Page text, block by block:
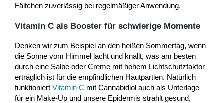
Fältchen zuverlässig bei regelmäßiger Anwendung.
Vitamin C als Booster für schwierige Momente
Denken wir zum Beispiel an den heißen Sommertag, wenn
die Sonne vom Himmel lacht und knallt, was am besten
durch eine Salbe oder Creme mit hohem Lichtschutzfaktor
erträglich ist für die empfindlichen Hautpartien. Natürlich
funktioniert Vitamin C mit Cannabidiol auch als Unterlage
für ein Make-Up und unsere Epidermis strahlt gesund,